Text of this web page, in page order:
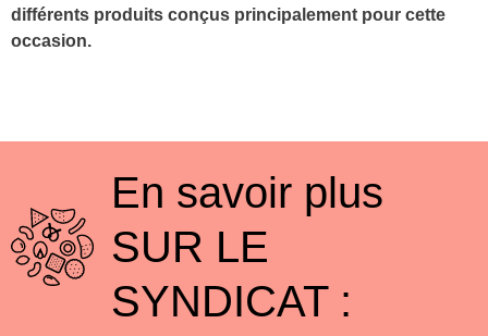
différents produits conçus principalement pour cette
occasion.
En savoir plus
SUR LE
SYNDICAT :